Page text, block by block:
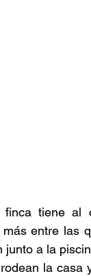
tiene al
entre las
junto a la
la casa